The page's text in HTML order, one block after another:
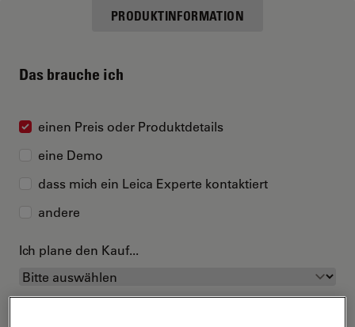
PRODUKTINFORMATION
Das brauche ich
einen Preis oder Produktdetails
eine Demo
dass mich ein Leica Experte kontaktiert
andere
Ich plane den Kauf...